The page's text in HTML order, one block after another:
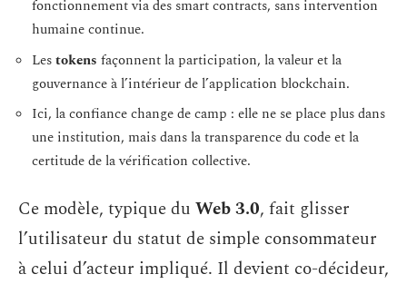
fonctionnement via des smart contracts, sans intervention
humaine continue.
Lestokens façonnent la participation, la valeur et la
gouvernance à l’intérieur de l’application blockchain.
Ici, la confiance change de camp : elle ne se place plus dans
une institution, mais dans la transparence du code et la
certitude de la vérification collective.
Ce modèle, typique du Web 3.0, fait glisser
l’utilisateur du statut de simple consommateur
à celui d’acteur impliqué. Il devient co-décideur,